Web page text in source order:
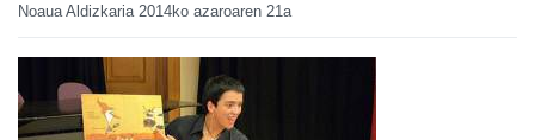
Noaua Aldizkaria 2014ko azaroaren 21a